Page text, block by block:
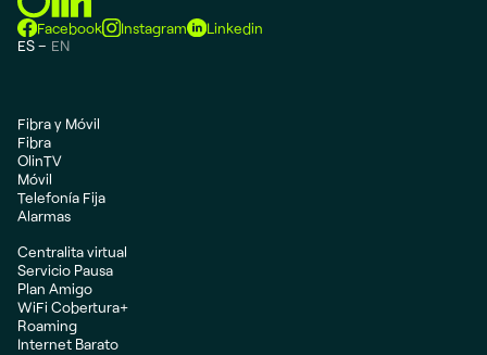
Facebook Instagram
Linkedin
ES
EN
Fibra y Móvil
Fibra
OlinTV
Móvil
Telefonía Fija
Alarmas
Centralita virtual
Servicio Pausa
Plan Amigo
WiFi Cobertura+
Roaming
Internet Barato